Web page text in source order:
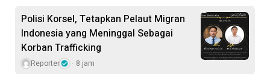
Polisi Korsel, Tetapkan Pelaut Migran
Indonesia yang Meninggal Sebagai
Korban Trafficking
Reporter 8 jam